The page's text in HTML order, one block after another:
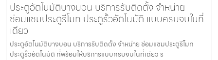
ประตูอัตโนมัติบางบอน บริการรับติดตั้ง จำหน่าย
ซ่อมแซมประตูรีโมท ประตูรั้วอัตโนมัติ แบบครบจบในที่
เดียว
ประตูอัตโนมัติบางบอน บริการรับติดตั้ง จำหน่าย ซ่อมแซมประตูรีโมท
ประตูรั้วอัตโนมัติ ที่พร้อมให้บริการแบบครบจบในที่เดียว ร